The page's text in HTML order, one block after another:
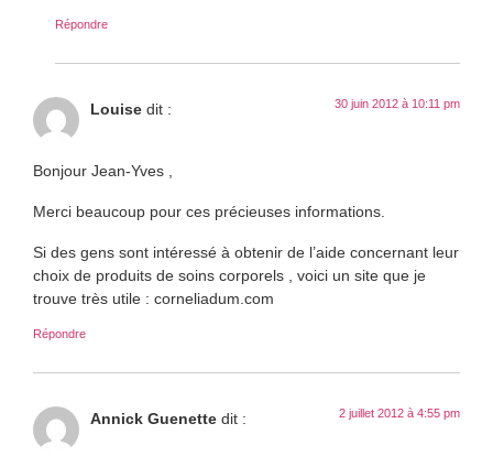
Répondre
Louise dit : 30 juin 2012 à 10:11 pm
Bonjour Jean-Yves ,
Merci beaucoup pour ces précieuses informations.
Si des gens sont intéressé à obtenir de l’aide concernant leur
choix de produits de soins corporels , voici un site que je
trouve très utile : corneliadum.com
Répondre
Annick Guenette dit : 2 juillet 2012 à 4:55 pm